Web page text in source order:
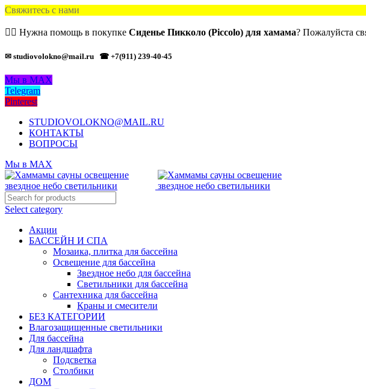
Свяжитесь с нами
🙋‍♂️ Нужна помощь в покупке Сиденье Пикколо (Piccolo) для хамама? Пожалуйста
✉ studiovolokno@mail.ru ☎ +7(911) 239-40-45
Мы в MAX
Telegram
Pinterest
STUDIOVOLOKNO@MAIL.RU
КОНТАКТЫ
ВОПРОСЫ
Мы в MAX
Select category
Акции
БАССЕЙН И СПА
Мозаика, плитка для бассейна
Освещение для бассейна
Звездное небо для бассейна
Светильники для бассейна
Сантехника для бассейна
Краны и смесители
БЕЗ КАТЕГОРИИ
Влагозащищенные светильники
Для бассейна
Для ландшафта
Подсветка
Столбики
ДОМ